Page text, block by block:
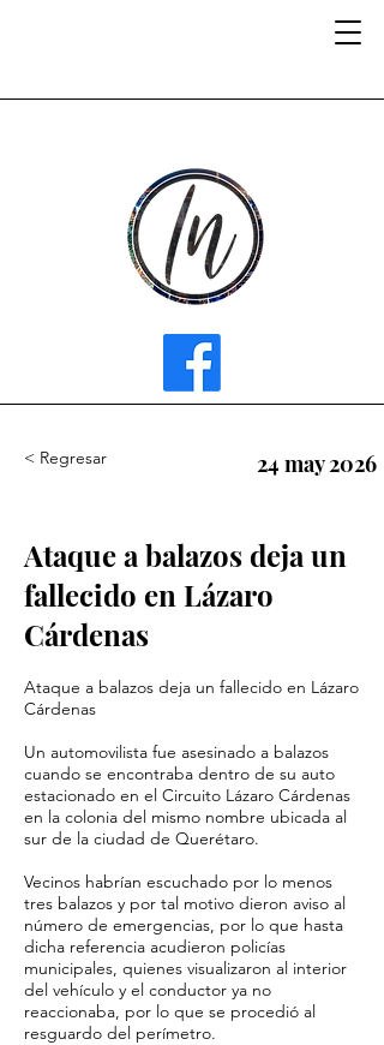
< Regresar 24 may 2026
Ataque a balazos deja un
fallecido en Lázaro
Cárdenas
Ataque a balazos deja un fallecido en Lázaro
Cárdenas
Un automovilista fue asesinado a balazos
cuando se encontraba dentro de su auto
estacionado en el Circuito Lázaro Cárdenas
en la colonia del mismo nombre ubicada al
sur de la ciudad de Querétaro.
Vecinos habrían escuchado por lo menos
tres balazos y por tal motivo dieron aviso al
número de emergencias, por lo que hasta
dicha referencia acudieron policías
municipales, quienes visualizaron al interior
del vehículo y el conductor ya no
reaccionaba, por lo que se procedió al
resguardo del perímetro.